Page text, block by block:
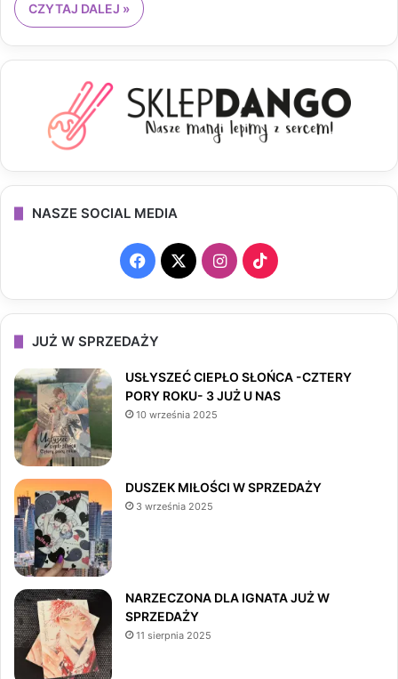
CZYTAJ DALEJ »
NASZE SOCIAL MEDIA
F
a
c
e
b
k
X
I
n
a
T
i
T
o
JUŻ W SPRZEDAŻY
USŁYSZEĆ CIEPŁO SŁOŃCA -CZTERY
PORY ROKU- 3 JUŻ U NAS
10 września 2025
DUSZEK MIŁOŚCI W SPRZEDAŻY
3 września 2025
NARZECZONA DLA IGNATA JUŻ W
SPRZEDAŻY
11 sierpnia 2025